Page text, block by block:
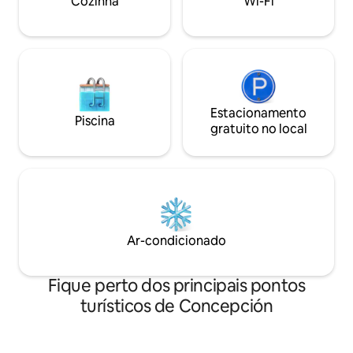
conforto e
Piscina
Estacionamento
gratuito no local
Ar-condicionado
Fique perto dos principais pontos
turísticos de Concepción